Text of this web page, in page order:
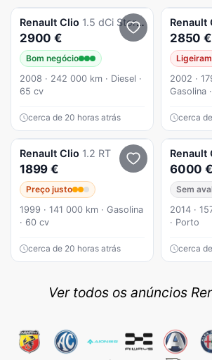
Renault Clio 1.5 dCi Storia Pack
2900 €
Bom negócio
2008 · 242 000 km · Diesel ·
65 cv
cerca de 20 horas atrás
Renault
2850 €
2002 ·
Gasolina
cerca
Renault Clio 1.2 RT
1899 €
Preço justo
1999 · 141 000 km · Gasolina
· 60 cv
cerca de 20 horas atrás
Renault
6000 €
Sem
2014 ·
· Porto
cerca
Ver todos os anúncios